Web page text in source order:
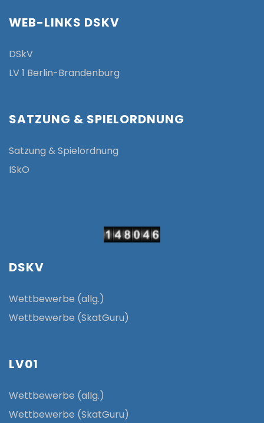
WEB-LINKS DSKV
DSkV
LV 1 Berlin-Brandenburg
SATZUNG & SPIELORDNUNG
Satzung & Spielordnung
ISkO
DSKV
Wettbewerbe (allg.)
Wettbewerbe (SkatGuru)
LV01
Wettbewerbe (allg.)
Wettbewerbe (SkatGuru)